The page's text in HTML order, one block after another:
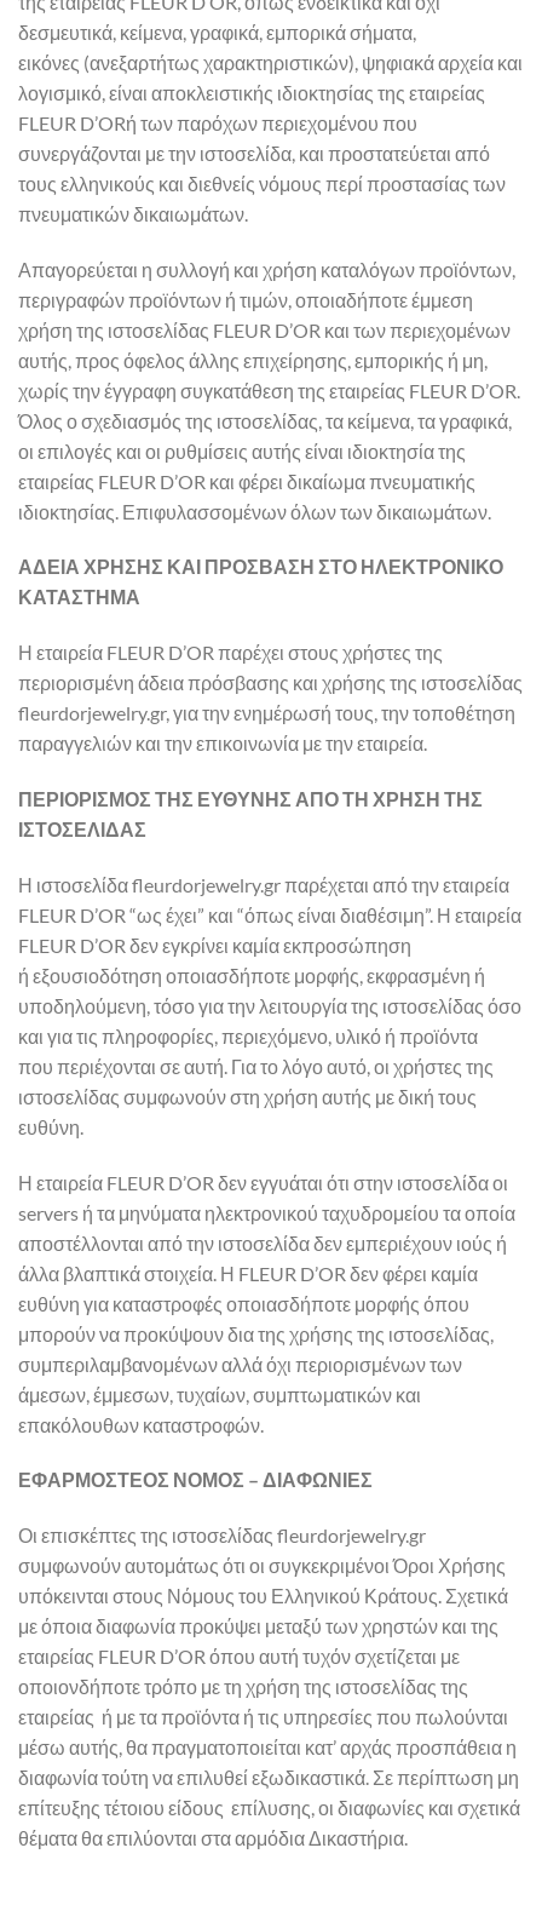
δεσμευτικά, κείμενα, γραφικά, εμπορικά σήματα,
εικόνες (ανεξαρτήτως χαρακτηριστικών), ψηφιακά αρχεία και
λογισμικό, είναι αποκλειστικής ιδιοκτησίας της εταιρείας
FLEUR D’ORή των παρόχων περιεχομένου που
συνεργάζονται με την ιστοσελίδα, και προστατεύεται από
τους ελληνικούς και διεθνείς νόμους περί προστασίας των
πνευματικών δικαιωμάτων.
Απαγορεύεται η συλλογή και χρήση καταλόγων προϊόντων,
περιγραφών προϊόντων ή τιμών, οποιαδήποτε έμμεση
χρήση της ιστοσελίδας FLEUR D’OR και των περιεχομένων
αυτής, προς όφελος άλλης επιχείρησης, εμπορικής ή μη,
χωρίς την έγγραφη συγκατάθεση της εταιρείας FLEUR D’OR.
Όλος ο σχεδιασμός της ιστοσελίδας, τα κείμενα, τα γραφικά,
οι επιλογές και οι ρυθμίσεις αυτής είναι ιδιοκτησία της
εταιρείας FLEUR D’OR και φέρει δικαίωμα πνευματικής
ιδιοκτησίας. Επιφυλασσομένων όλων των δικαιωμάτων.
ΑΔΕΙΑ ΧΡΗΣΗΣ ΚΑΙ ΠΡΟΣΒΑΣΗ ΣΤΟ ΗΛΕΚΤΡΟΝΙΚΟ
ΚΑΤΑΣΤΗΜΑ
Η εταιρεία FLEUR D’OR παρέχει στους χρήστες της
περιορισμένη άδεια πρόσβασης και χρήσης της ιστοσελίδας
fleurdorjewelry.gr, για την ενημέρωσή τους, την τοποθέτηση
παραγγελιών και την επικοινωνία με την εταιρεία.
ΠΕΡΙΟΡΙΣΜΟΣ ΤΗΣ ΕΥΘΥΝΗΣ ΑΠΟ ΤΗ ΧΡΗΣΗ ΤΗΣ
ΙΣΤΟΣΕΛΙΔΑΣ
Η ιστοσελίδα fleurdorjewelry.gr παρέχεται από την εταιρεία
FLEUR D’OR “ως έχει” και “όπως είναι διαθέσιμη”. Η εταιρεία
FLEUR D’OR δεν εγκρίνει καμία εκπροσώπηση
ή εξουσιοδότηση οποιασδήποτε μορφής, εκφρασμένη ή
υποδηλούμενη, τόσο για την λειτουργία της ιστοσελίδας όσο
και για τις πληροφορίες, περιεχόμενο, υλικό ή προϊόντα
που περιέχονται σε αυτή. Για το λόγο αυτό, οι χρήστες της
ιστοσελίδας συμφωνούν στη χρήση αυτής με δική τους
ευθύνη.
Η εταιρεία FLEUR D’OR δεν εγγυάται ότι στην ιστοσελίδα οι
servers ή τα μηνύματα ηλεκτρονικού ταχυδρομείου τα οποία
αποστέλλονται από την ιστοσελίδα δεν εμπεριέχουν ιούς ή
άλλα βλαπτικά στοιχεία. Η FLEUR D’OR δεν φέρει καμία
ευθύνη για καταστροφές οποιασδήποτε μορφής όπου
μπορούν να προκύψουν δια της χρήσης της ιστοσελίδας,
συμπεριλαμβανομένων αλλά όχι περιορισμένων των
άμεσων, έμμεσων, τυχαίων, συμπτωματικών και
επακόλουθων καταστροφών.
ΕΦΑΡΜΟΣΤΕΟΣ ΝΟΜΟΣ – ΔΙΑΦΩΝΙΕΣ
Οι επισκέπτες της ιστοσελίδας fleurdorjewelry.gr
συμφωνούν αυτομάτως ότι οι συγκεκριμένοι Όροι Χρήσης
υπόκεινται στους Νόμους του Ελληνικού Κράτους. Σχετικά
με όποια διαφωνία προκύψει μεταξύ των χρηστών και της
εταιρείας FLEUR D’OR όπου αυτή τυχόν σχετίζεται με
οποιονδήποτε τρόπο με τη χρήση της ιστοσελίδας της
εταιρείας ή με τα προϊόντα ή τις υπηρεσίες που πωλούνται
μέσω αυτής, θα πραγματοποιείται κατ’ αρχάς προσπάθεια η
διαφωνία τούτη να επιλυθεί εξωδικαστικά. Σε περίπτωση μη
επίτευξης τέτοιου είδους επίλυσης, οι διαφωνίες και σχετικά
θέματα θα επιλύονται στα αρμόδια Δικαστήρια.